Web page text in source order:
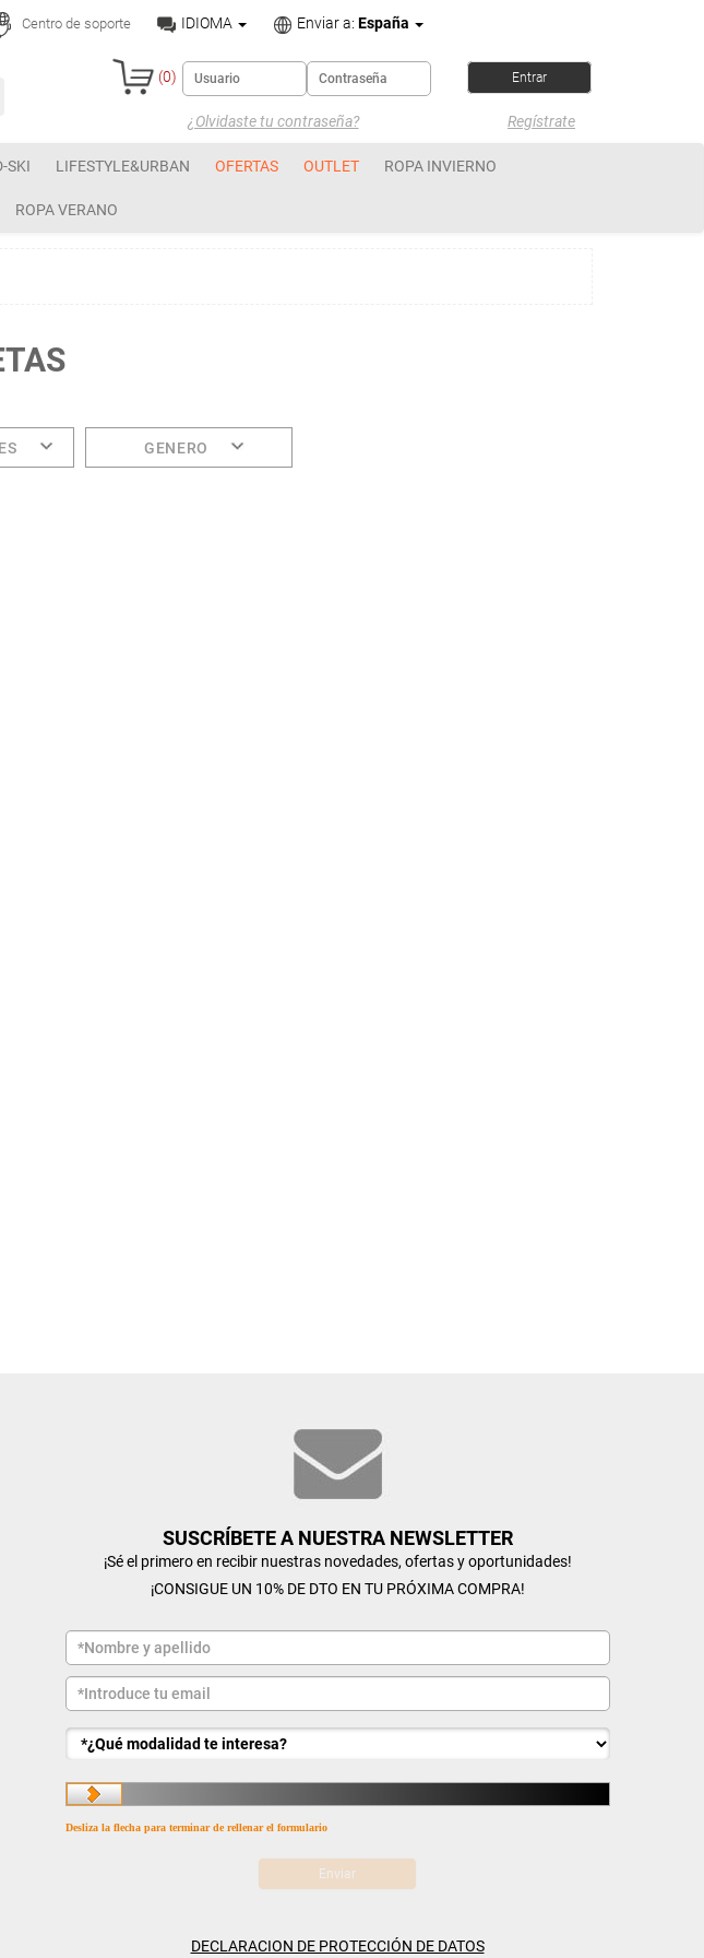
Centro de soporte IDIOMA Enviar a: España
(0)
¿Olvidaste tu contraseña? Regístrate
SKI LIFESTYLE&URBAN OFERTAS OUTLET ROPA INVIERNO
ROPA VERANO
GENERO
SUSCRÍBETE A NUESTRA NEWSLETTER
¡Sé el primero en recibir nuestras novedades, ofertas y oportunidades!
¡CONSIGUE UN 10% DE DTO EN TU PRÓXIMA COMPRA!
Desliza la flecha para terminar de rellenar el formulario
DECLARACION DE PROTECCIÓN DE DATOS